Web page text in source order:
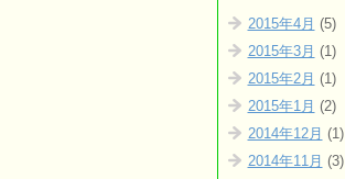
2015年4月 (5)
2015年3月 (1)
2015年2月 (1)
2015年1月 (2)
2014年12月 (1)
2014年11月 (3)